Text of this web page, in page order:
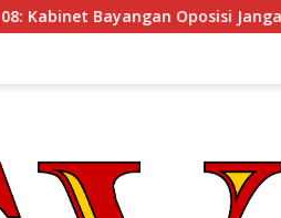
Jangan Ganggu Stabilitas